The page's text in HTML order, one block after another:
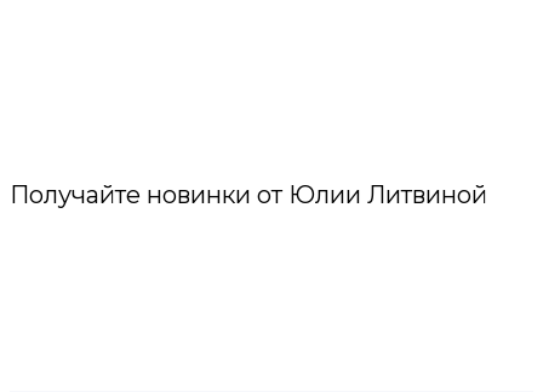
Получайте новинки от Юлии Литвиной